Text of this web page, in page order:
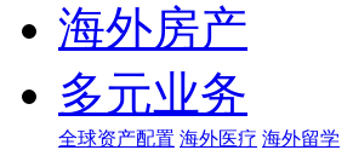
海外房产
多元业务
全球资产配置 海外医疗 海外留学